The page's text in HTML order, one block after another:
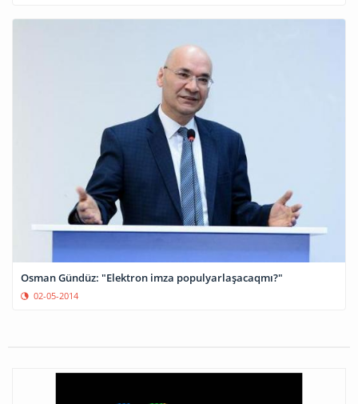
Osman Gündüz: "Elektron imza populyarlaşacaqmı?"
02-05-2014